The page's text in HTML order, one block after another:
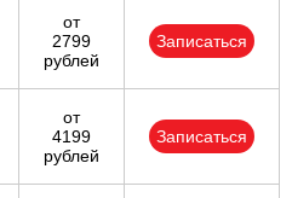
от
2799
рублей
Записаться
от
4199
рублей
Записаться